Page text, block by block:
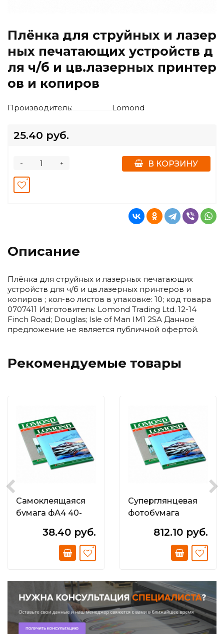
Плёнка для струйных и лазер
ных печатающих устройств д
ля ч/б и цв.лазерных принтер
ов и копиров
Производитель: Lomond
25.40 руб.
+
- В КОРЗИНУ
Описание
Плёнка для струйных и лазерных печатающих
устройств для ч/б и цв.лазерных принтеров и
копиров ; кол-во листов в упаковке: 10; код товара
0707411 Изготовитель: Lomond Trading Ltd. 12-14
Finch Road; Douglas; Isle of Man IM1 2SA Данное
предложение не является публичной офертой.
Рекомендуемые товары
Самоклеящаяся
бумага фА4 40-
25;4мм); Голубая;
38.40 руб.
Суперглянцевая
фотобумага
качества 200 г/м2
(1520 x 30 x 50;8)
812.10 руб.